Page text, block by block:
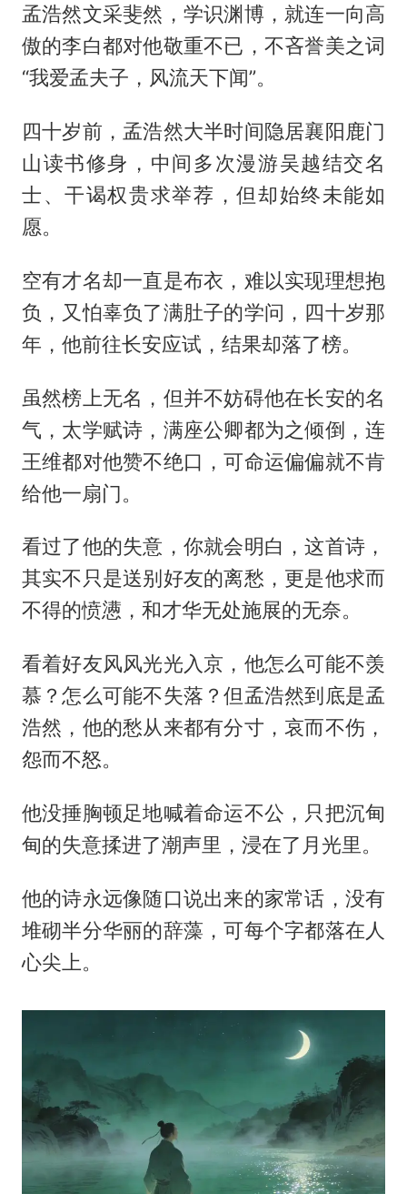
孟浩然文采斐然，学识渊博，就连一向高
傲的李白都对他敬重不已，不吝誉美之词
“我爱孟夫子，风流天下闻”。
四十岁前，孟浩然大半时间隐居襄阳鹿门
山读书修身，中间多次漫游吴越结交名
士、干谒权贵求举荐，但却始终未能如
愿。
空有才名却一直是布衣，难以实现理想抱
负，又怕辜负了满肚子的学问，四十岁那
年，他前往长安应试，结果却落了榜。
虽然榜上无名，但并不妨碍他在长安的名
气，太学赋诗，满座公卿都为之倾倒，连
王维都对他赞不绝口，可命运偏偏就不肯
给他一扇门。
看过了他的失意，你就会明白，这首诗，
其实不只是送别好友的离愁，更是他求而
不得的愤懑，和才华无处施展的无奈。
看着好友风风光光入京，他怎么可能不羡
慕？怎么可能不失落？但孟浩然到底是孟
浩然，他的愁从来都有分寸，哀而不伤，
怨而不怒。
他没捶胸顿足地喊着命运不公，只把沉甸
甸的失意揉进了潮声里，浸在了月光里。
他的诗永远像随口说出来的家常话，没有
堆砌半分华丽的辞藻，可每个字都落在人
心尖上。